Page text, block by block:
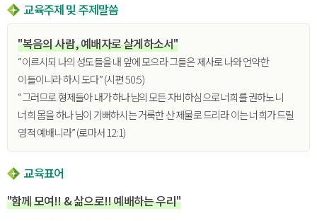
교육주제 및 주제말씀
"복음의 사람, 예배자로 살게하소서"
“이르시되 나의 성도들을 내 앞에 모으라 그들은 제사로 나와 언약한
이들이니라 하시 도다” (시편 50:5)
“그러므로 형제들아 내가 하나님의 모든 자비하심으로 너희를 권하노니
너희 몸을 하나 님이 기뻐하시는 거룩한 산 제물로 드리라 이는 너희가 드릴
영적 예배니라” (로마서 12:1)
교육표어
"함께 모여!! & 삶으로!! 예배하는 우리"